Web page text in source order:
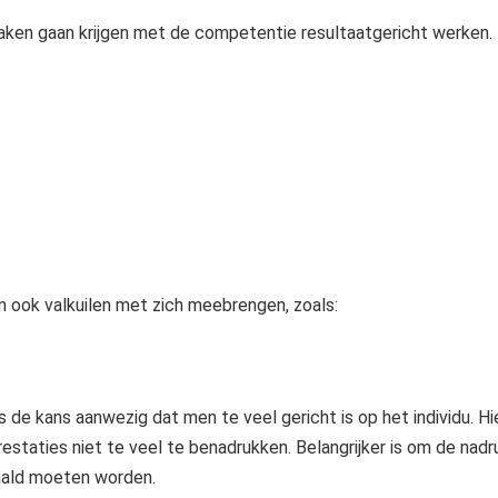
gaan krijgen met de competentie resultaatgericht werken.
valkuilen met zich meebrengen, zoals:
kans aanwezig dat men te veel gericht is op het individu.
niet te veel te benadrukken. Belangrijker is om de
moeten worden.